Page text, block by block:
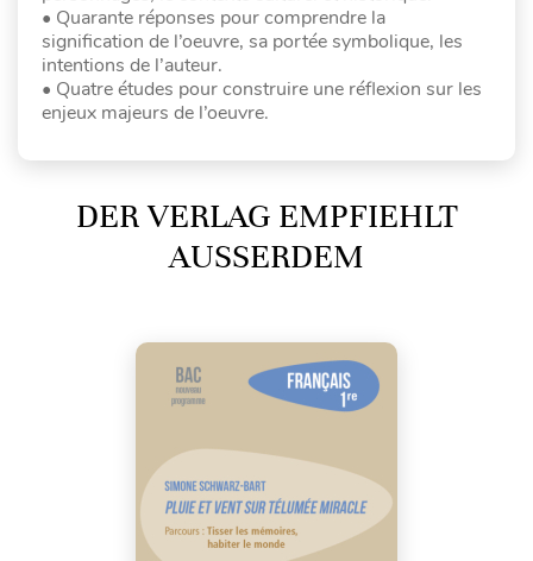
• Quarante réponses pour comprendre la
signification de l’oeuvre, sa portée symbolique, les
intentions de l’auteur.
• Quatre études pour construire une réflexion sur les
enjeux majeurs de l’oeuvre.
DER VERLAG EMPFIEHLT
AUSSERDEM